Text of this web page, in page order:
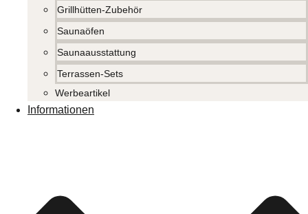
Grillhütten-Zubehör
Saunaöfen
Saunaausstattung
Terrassen-Sets
Werbeartikel
Informationen